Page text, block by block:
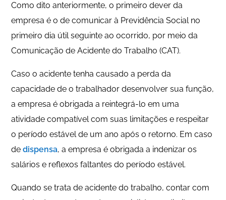
Como dito anteriormente, o primeiro dever da
empresa é o de comunicar à Previdência Social no
primeiro dia útil seguinte ao ocorrido, por meio da
Comunicação de Acidente do Trabalho (CAT).
Caso o acidente tenha causado a perda da
capacidade de o trabalhador desenvolver sua função,
a empresa é obrigada a reintegrá-lo em uma
atividade compatível com suas limitações e respeitar
o período estável de um ano após o retorno. Em caso
de dispensa, a empresa é obrigada a indenizar os
salários e reflexos faltantes do período estável.
Quando se trata de acidente do trabalho, contar com